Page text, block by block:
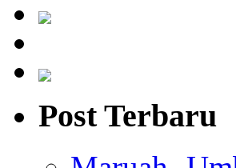
Post Terbaru